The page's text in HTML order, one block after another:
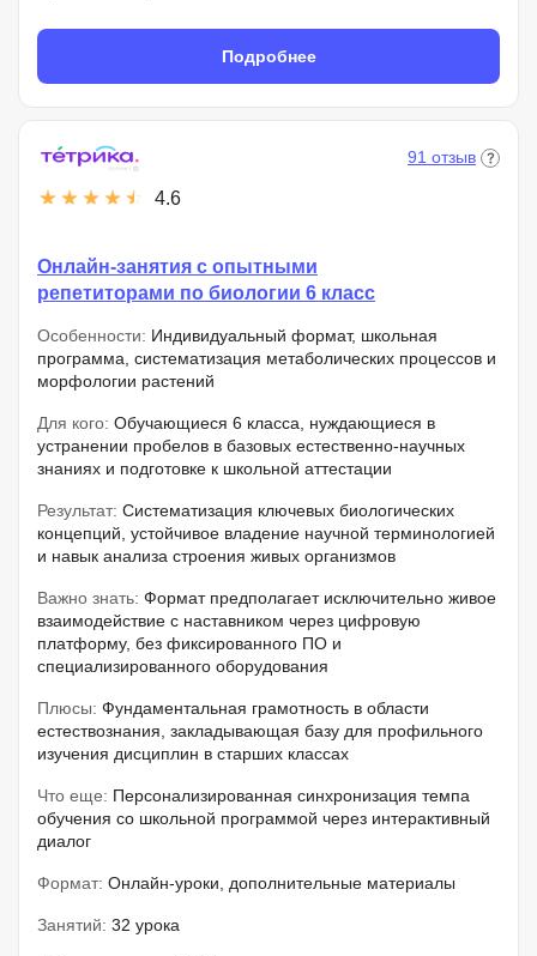
Подробнее
4.6
91 отзыв
Онлайн-занятия с опытными
репетиторами по биологии 6 класс
Особенности: Индивидуальный формат, школьная
программа, систематизация метаболических процессов и
морфологии растений
Для кого: Обучающиеся 6 класса, нуждающиеся в
устранении пробелов в базовых естественно-научных
знаниях и подготовке к школьной аттестации
Результат: Систематизация ключевых биологических
концепций, устойчивое владение научной терминологией
и навык анализа строения живых организмов
Важно знать: Формат предполагает исключительно живое
взаимодействие с наставником через цифровую
платформу, без фиксированного ПО и
специализированного оборудования
Плюсы: Фундаментальная грамотность в области
естествознания, закладывающая базу для профильного
изучения дисциплин в старших классах
Что еще: Персонализированная синхронизация темпа
обучения со школьной программой через интерактивный
диалог
Формат: Онлайн-уроки, дополнительные материалы
Занятий: 32 урока